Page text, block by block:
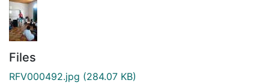
Files
RFV000492.jpg (284.07 KB)